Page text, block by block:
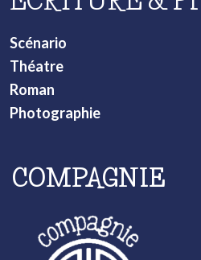
Scénario
Théatre
Roman
Photographie
COMPAGNIE